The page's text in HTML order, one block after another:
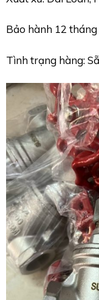
Bảo hành 12 tháng
Tình trạng hàng: